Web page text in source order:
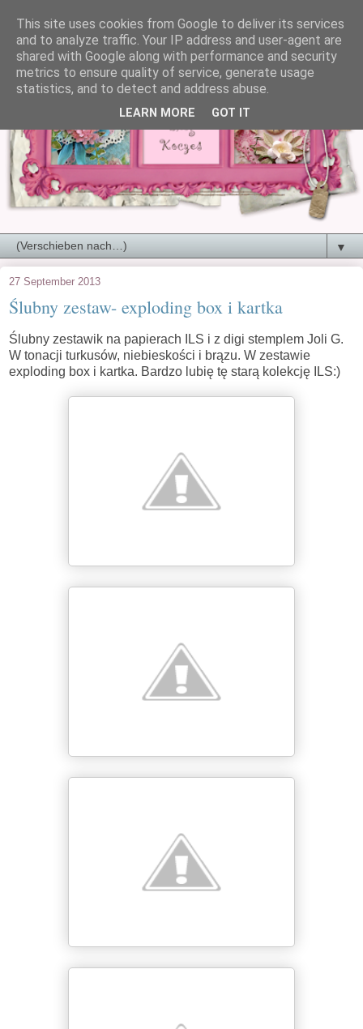
▼
27 September 2013
Ślubny zestaw- exploding box i kartka
Ślubny zestawik na papierach ILS i z digi stemplem Joli G.
W tonacji turkusów, niebieskości i brązu. W zestawie
exploding box i kartka. Bardzo lubię tę starą kolekcję ILS:)
This site uses cookies from Google to deliver its services
and to analyze traffic. Your IP address and user-agent are
shared with Google along with performance and security
metrics to ensure quality of service, generate usage
statistics, and to detect and address abuse.
LEARN MORE GOT IT